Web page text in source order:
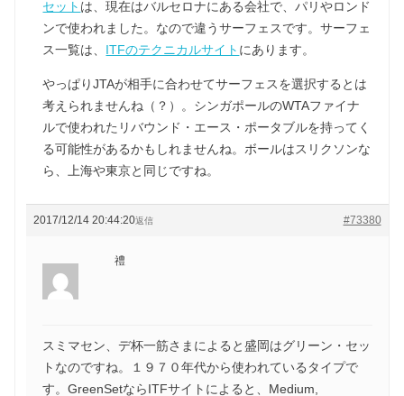
セット は、現在はバルセロナにある会社で、パリやロンド
ンで使われました。なので違うサーフェスです。サーフェ
ス一覧は、 ITFのテクニカルサイト にあります。
やっぱりJTAが相手に合わせてサーフェスを選択するとは
考えられませんね（？）。シンガポールのWTAファイナ
ルで使われたリバウンド・エース・ポータブルを持ってく
る可能性があるかもしれませんね。ボールはスリクソンな
ら、上海や東京と同じですね。
2017/12/14 20:44:20 #73380
返信
禮
スミマセン、デ杯一筋さまによると盛岡はグリーン・セッ
トなのですね。１９７０年代から使われているタイプで
す。GreenSetならITFサイトによると、Medium,